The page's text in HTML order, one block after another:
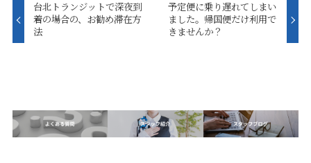
台北トランジットで深夜到
着の場合の、お勧め滞在方
法
予定便に乗り遅れてしまい
ました。帰国便だけ利用で
きませんか？